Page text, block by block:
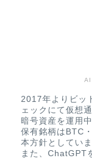
AI
2017年よりビッ
ェックにて仮想
暗号資産を運用中
保有銘柄はBTC
本方針としていま
また、ChatGPT